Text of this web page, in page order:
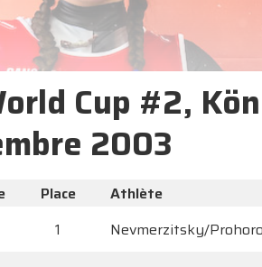
Cup #2,
2003
Place Athlète
1 Nevmerzitsky/